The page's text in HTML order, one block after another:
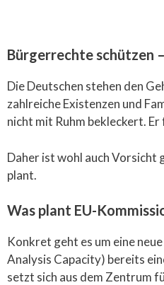
Bürgerrechte schützen
Die Deutschen stehen den
zahlreiche Existenzen und
nicht mit Ruhm bekleckert.
Daher ist wohl auch Vorsicht
plant.
Was plant EU-
Konkret geht es um eine
Analysis Capacity) bereits
setzt sich aus dem Zentrum